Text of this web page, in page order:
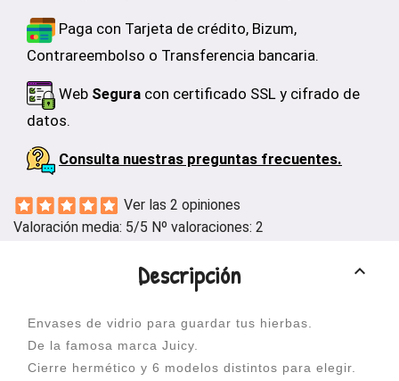
Paga con Tarjeta de crédito, Bizum,
Contrareembolso o Transferencia bancaria.
Web Segura con certificado SSL y cifrado de
datos.
Consulta nuestras preguntas frecuentes.
Ver las 2 opiniones
Valoración media: 5/5 Nº valoraciones: 2
Descripción keyboard_arrow_up
Envases de vidrio para guardar tus hierbas.
De la famosa marca Juicy.
Cierre hermético y 6 modelos distintos para elegir.